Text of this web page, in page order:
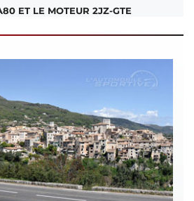
ET LE MOTEUR 2JZ-GTE